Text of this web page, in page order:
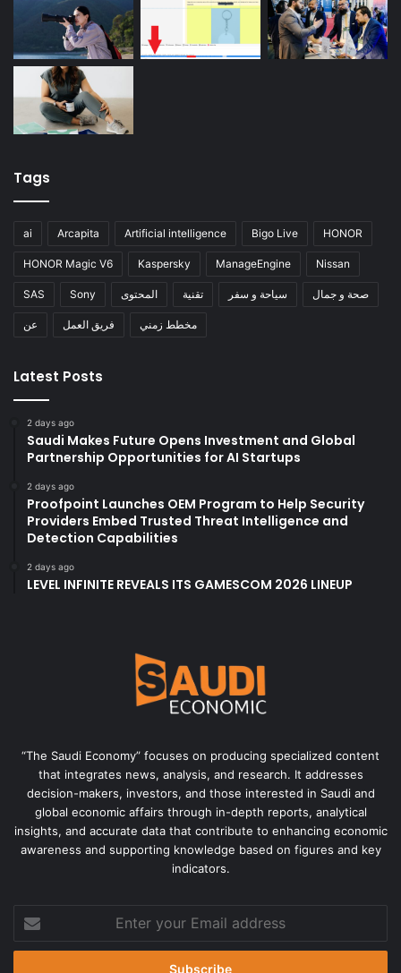
Tags
ai Arcapita Artificial intelligence Bigo Live HONOR
HONOR Magic V6 Kaspersky ManageEngine Nissan
SAS Sony المحتوى تقنية سياحة و سفر صحة و جمال
عن فريق العمل مخطط زمني
Latest Posts
2 days ago
Saudi Makes Future Opens Investment and Global
Partnership Opportunities for AI Startups
2 days ago
Proofpoint Launches OEM Program to Help Security
Providers Embed Trusted Threat Intelligence and
Detection Capabilities
2 days ago
LEVEL INFINITE REVEALS ITS GAMESCOM 2026 LINEUP
“The Saudi Economy” focuses on producing specialized content
that integrates news, analysis, and research. It addresses
decision-makers, investors, and those interested in Saudi and
global economic affairs through in-depth reports, analytical
insights, and accurate data that contribute to enhancing economic
awareness and supporting knowledge based on figures and key
indicators.
your
Email